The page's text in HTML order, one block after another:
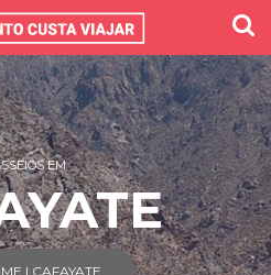
EM
| CAFAYATE